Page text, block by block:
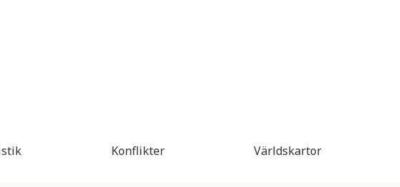
Konflikter Världskartor